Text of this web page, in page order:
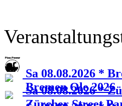
Sa 08.08.2026 *
Bremen Ole 2026
Sa 08.08.2026 *